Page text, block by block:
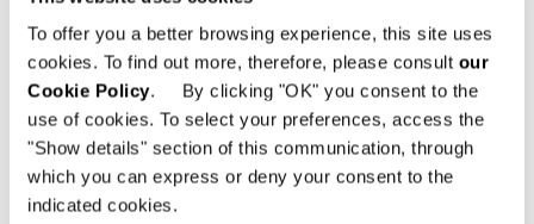
To offer you a better browsing experience, this site uses
cookies. To find out more, therefore, please consult our
Cookie Policy. By clicking "OK" you consent to the
use of cookies. To select your preferences, access the
"Show details" section of this communication, through
which you can express or deny your consent to the
indicated cookies.